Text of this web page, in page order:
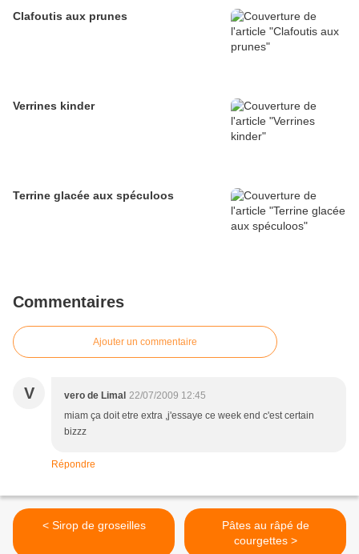
Clafoutis aux prunes
Verrines kinder
Terrine glacée aux spéculoos
Commentaires
Ajouter un commentaire
V vero de Limal 22/07/2009 12:45
miam ça doit etre extra ,j'essaye ce week end c'est certain
bizzz
Répondre
< Sirop de groseilles
Pâtes au râpé de
courgettes >